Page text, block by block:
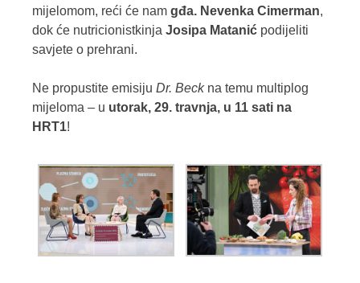
mijelomom, reći će nam gđa. Nevenka Cimerman,
dok će nutricionistkinja Josipa Matanić podijeliti
savjete o prehrani.
Ne propustite emisiju Dr. Beckna temu multiplog
mijeloma – u utorak, 29. travnja, u 11 sati na
HRT1!